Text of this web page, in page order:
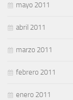
mayo 2011
abril 2011
marzo 2011
febrero 2011
enero 2011